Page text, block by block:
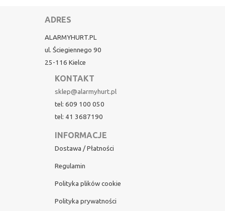
ADRES
ALARMYHURT.PL
ul. Ściegiennego 90
25-116 Kielce
KONTAKT
sklep@alarmyhurt.pl
tel: 609 100 050
tel: 41 3687190
INFORMACJE
Dostawa / Płatności
Regulamin
Polityka plików cookie
Polityka prywatności